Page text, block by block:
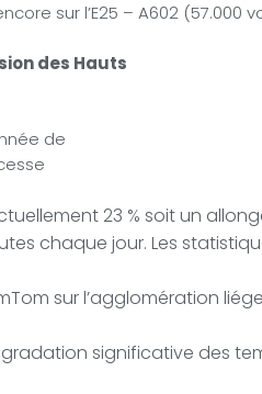
sur l’E25 – A602 (57.000
des Hauts
de
23 % soit un
chaque jour. Les
sur l’agglomération
significative des